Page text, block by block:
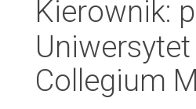
Kierownik:
Collegium